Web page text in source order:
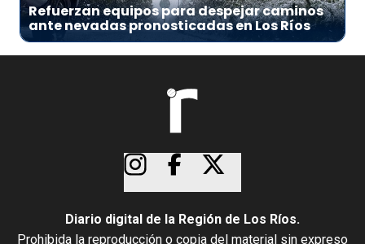
Refuerzan equipos para despejar caminos
ante nevadas pronosticadas en Los Ríos
Diario digital de la Región de Los Ríos.
Prohibida la reproducción o copia del material sin expreso